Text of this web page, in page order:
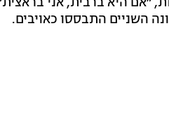
השניים התבססו כאויבים.